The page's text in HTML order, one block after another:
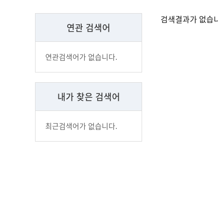
검색결과가 없습
연관 검색어
연관검색어가 없습니다.
내가 찾은 검색어
최근검색어가 없습니다.